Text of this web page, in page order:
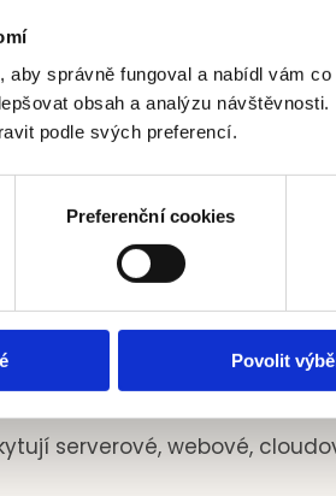
aby správně fungoval a nabídl vám
obsah a analýzu návštěvnosti.
podle svých preferencí.
Preferenční cookies
Povolit
PŘÍSTUP
zpracovávat Já. Vaše
jejich zpracování, nebo
serverové, webové,